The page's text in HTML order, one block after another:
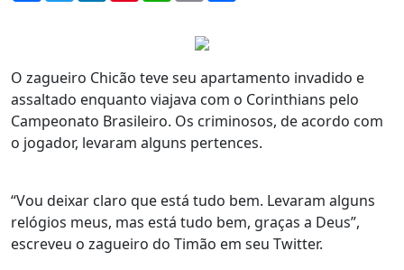
O zagueiro Chicão teve seu apartamento invadido e
assaltado enquanto viajava com o Corinthians pelo
Campeonato Brasileiro. Os criminosos, de acordo com
o jogador, levaram alguns pertences.
“Vou deixar claro que está tudo bem. Levaram alguns
relógios meus, mas está tudo bem, graças a Deus”,
escreveu o zagueiro do Timão em seu Twitter.